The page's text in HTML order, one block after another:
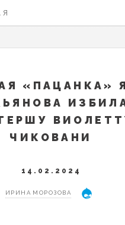
«ПАЦАНКА»
ЧИКОВАНИ
14.02.2024
ИРИНА МОРОЗОВА